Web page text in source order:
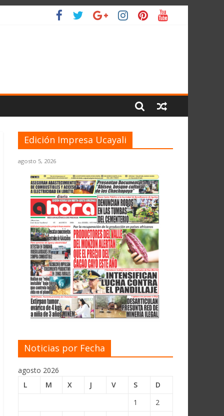
Edición Impresa Ucayali
agosto 5, 2026
Noticias por Fecha
agosto 2026
L
M X J V S
D
1
2